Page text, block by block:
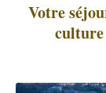
Votre
culture